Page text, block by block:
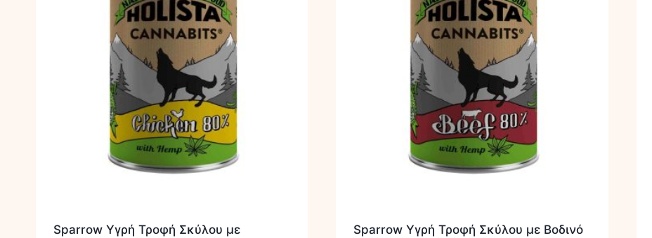
Sparrow Υγρή Τροφή Σκύλου με
Sparrow Υγρή Τροφή Σκύλου με Βοδινό